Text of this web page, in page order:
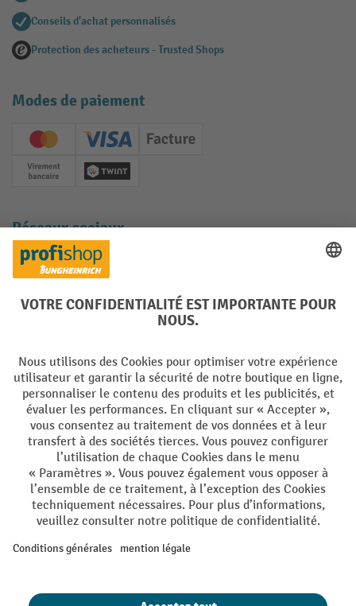
Conseils d'achat personnalisés
Protection des acheteurs - Trusted Shops
Modes de paiement
Creditcard (Master)Creditcard (Visa)
Facture
Paiement anticipé
Twint
Réseaux sociaux
Facebook
YouTube
LinkedInInstagram
Conditions générales de vente Mentions Légales
Protection des Données Politique de cookies
All prices excl. VAT plusshipping costsand possible delivery charges,
if not stated otherwise.
s'applique pas aux prix spéciaux. Il n'est pas possible de le combiner
newsletter. Le bon, valable 10 jours, peut être utilisé en ligne pour